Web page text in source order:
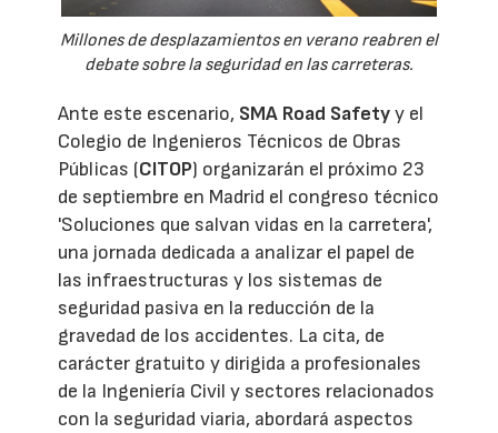
Millones de desplazamientos en verano reabren el
debate sobre la seguridad en las carreteras.
Ante este escenario, SMA Road Safetyy el
Colegio de Ingenieros Técnicos de Obras
Públicas (CITOP) organizarán el próximo 23
de septiembre en Madrid el congreso técnico
'Soluciones que salvan vidas en la carretera',
una jornada dedicada a analizar el papel de
las infraestructuras y los sistemas de
seguridad pasiva en la reducción de la
gravedad de los accidentes. La cita, de
carácter gratuito y dirigida a profesionales
de la Ingeniería Civil y sectores relacionados
con la seguridad viaria, abordará aspectos